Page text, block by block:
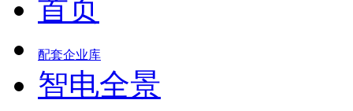
首页
配套企业库
智电全景